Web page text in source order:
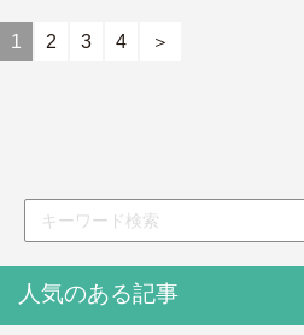
1 2 3 4 ＞
人気のある記事